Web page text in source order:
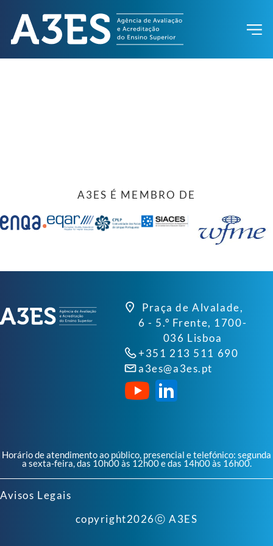
A3ES É MEMBRO DE
Praça de Alvalade,
6 - 5.º Frente, 1700-
036 Lisboa
+351 213 511 690
a3es@a3es.pt
Horário de atendimento ao público, presencial e telefónico: segunda
a sexta-feira, das 10h00 às 12h00 e das 14h00 às 16h00.
Avisos Legais
copyright2026ⓒ A3ES